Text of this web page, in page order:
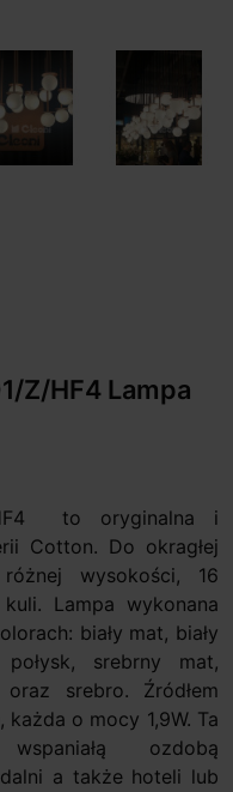
Z/HF4 Lampa
HF4 to oryginalna i
Cotton. Do okragłej
wysokości, 16
Lampa wykonana
biały mat, biały
srebrny mat,
srebro. Źródłem
każda o mocy 1,9W. Ta
ozdobą
a także hoteli lub